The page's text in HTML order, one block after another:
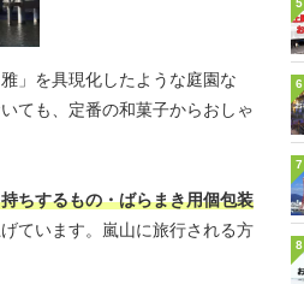
」を具現化したような庭園な
ても、定番の和菓子からおしゃ
ちするもの・ばらまき用個包装
ています。嵐山に旅行される方
5
6
7
8